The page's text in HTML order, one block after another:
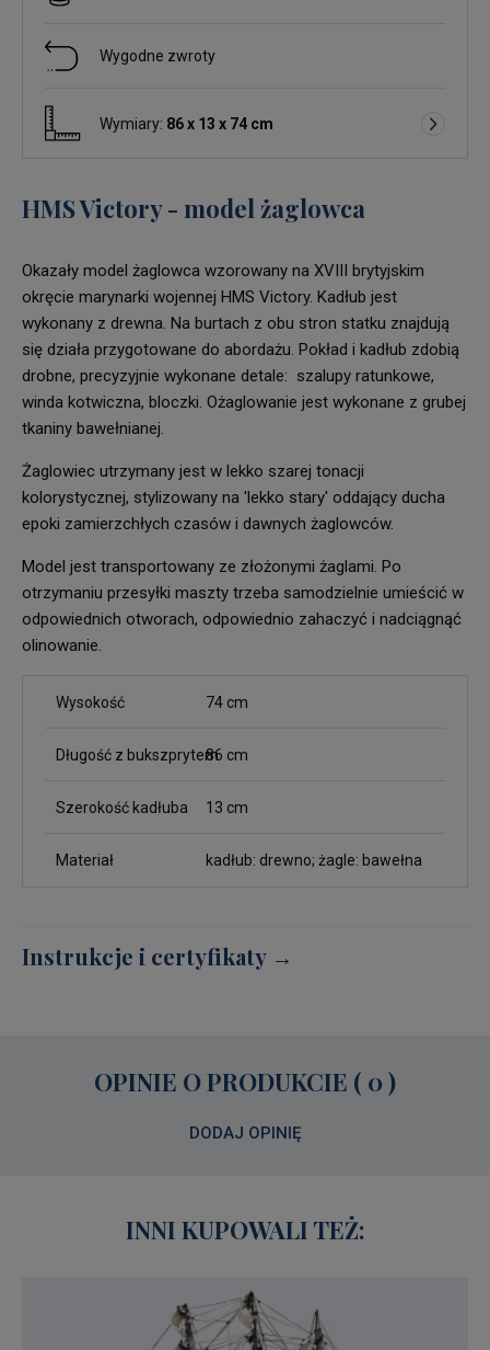
Wygodne zwroty
Wymiary: 86 x 13 x 74 cm
HMS Victory - model żaglowca
Okazały model żaglowca wzorowany na XVIII brytyjskim
okręcie marynarki wojennej HMS Victory. Kadłub jest
wykonany z drewna. Na burtach z obu stron statku znajdują
się działa przygotowane do abordażu. Pokład i kadłub zdobią
drobne, precyzyjnie wykonane detale: szalupy ratunkowe,
winda kotwiczna, bloczki. Ożaglowanie jest wykonane z grubej
tkaniny bawełnianej.
Żaglowiec utrzymany jest w lekko szarej tonacji
kolorystycznej, stylizowany na 'lekko stary' oddający ducha
epoki zamierzchłych czasów i dawnych żaglowców.
Model jest transportowany ze złożonymi żaglami. Po
otrzymaniu przesyłki maszty trzeba samodzielnie umieścić w
odpowiednich otworach, odpowiednio zahaczyć i nadciągnąć
olinowanie.
Wysokość 74 cm
Długość z bukszprytem86 cm
Szerokość kadłuba 13 cm
Materiał kadłub: drewno; żagle: bawełna
Instrukcje i certyfikaty →
OPINIE O PRODUKCIE ( 0 )
DODAJ OPINIĘ
INNI KUPOWALI TEŻ: